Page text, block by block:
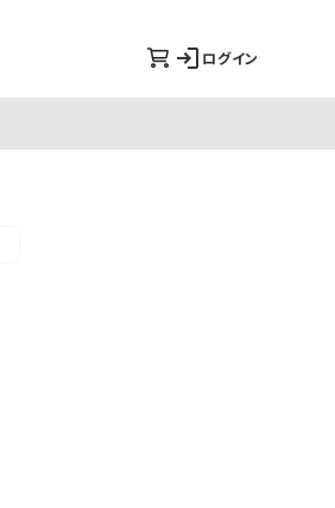
ログイン